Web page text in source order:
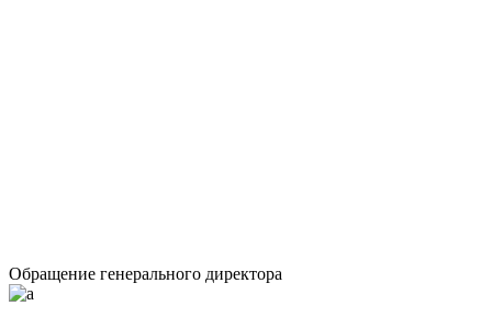
Обращение генерального директора